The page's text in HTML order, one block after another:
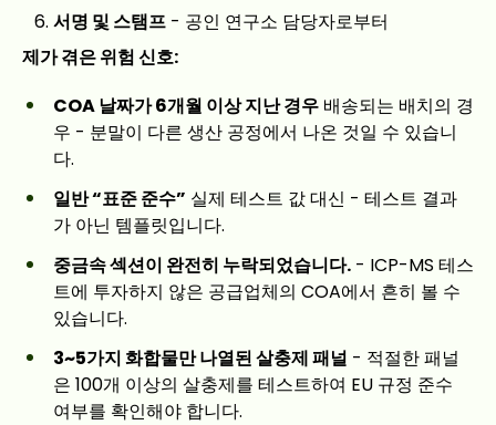
서명 및 스탬프 - 공인 연구소 담당자로부터
제가 겪은 위험 신호:
COA 날짜가 6개월 이상 지난 경우 배송되는 배치의 경
우 - 분말이 다른 생산 공정에서 나온 것일 수 있습니
다.
일반 “표준 준수” 실제 테스트 값 대신 - 테스트 결과
가 아닌 템플릿입니다.
중금속 섹션이 완전히 누락되었습니다. - ICP-MS 테스
트에 투자하지 않은 공급업체의 COA에서 흔히 볼 수
있습니다.
3~5가지 화합물만 나열된 살충제 패널 - 적절한 패널
은 100개 이상의 살충제를 테스트하여 EU 규정 준수
여부를 확인해야 합니다.